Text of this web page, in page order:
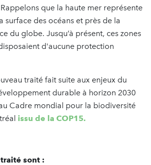
que la haute mer représente
surface des océans et près de la
du globe. Jusqu’à présent, ces zones
d'aucune protection
traité fait suite aux enjeux du
durable à horizon 2030
Cadre mondial pour la biodiversité
issu de la COP15.
sont :